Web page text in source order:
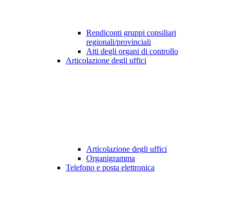
Rendiconti gruppi consiliari
regionali/provinciali
Atti degli organi di controllo
Articolazione degli uffici
Articolazione degli uffici
Organigramma
Telefono e posta elettronica